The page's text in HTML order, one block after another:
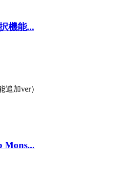
機能...
追加ver）
Mons...